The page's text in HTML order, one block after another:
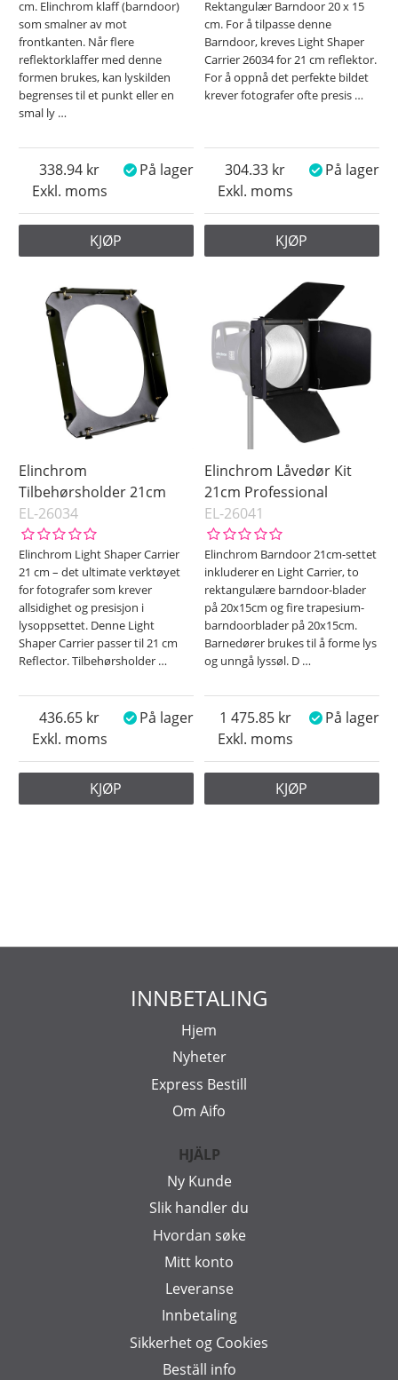
cm. Elinchrom klaff (barndoor)
som smalner av mot
frontkanten. Når flere
reflektorklaffer med denne
formen brukes, kan lyskilden
begrenses til et punkt eller en
smal ly …
Exkl. moms
338.94 På lager
KJØP
Rektangulær Barndoor 20 x 15
cm. For å tilpasse denne
Barndoor, kreves Light Shaper
Carrier 26034 for 21 cm reflektor.
For å oppnå det perfekte bildet
krever fotografer ofte presis …
Exkl. moms
304.33 På lager
KJØP
Elinchrom
Tilbehørsholder 21cm
EL-26034
Elinchrom Light Shaper Carrier
21 cm – det ultimate verktøyet
for fotografer som krever
allsidighet og presisjon i
lysoppsettet. Denne Light
Shaper Carrier passer til 21 cm
Reflector. Tilbehørsholder …
Exkl. moms
436.65 På lager
KJØP
Elinchrom Låvedør Kit
21cm Professional
EL-26041
Elinchrom Barndoor 21cm-settet
inkluderer en Light Carrier, to
rektangulære barndoor-blader
på 20x15cm og fire trapesium-
barndoorblader på 20x15cm.
Barnedører brukes til å forme lys
og unngå lyssøl. D …
Exkl. moms
1 475.85 På lager
KJØP
INNBETALING
Hjem
Nyheter
Express Bestill
Om Aifo
HJÄLP
Ny Kunde
Slik handler du
Hvordan søke
Mitt konto
Leveranse
Innbetaling
Sikkerhet og Cookies
Beställ info